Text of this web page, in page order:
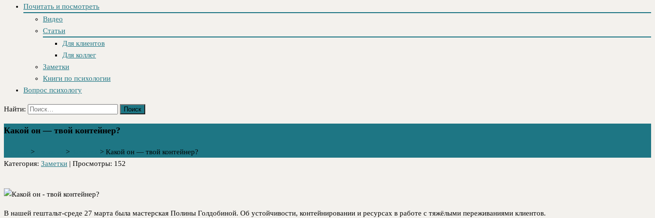
Почитать и посмотреть
Видео
Статьи
Для клиентов
Для коллег
Заметки
Книги по психологии
Вопрос психологу
Найти:
Какой он — твой контейнер?
> > > Какой он — твой контейнер?
Категория: Заметки | Просмотры: 152
В нашей гештальт-среде 27 марта была мастерская Полины Голдобиной. Об устойчивости, контейнировании и ресурсах в работе с тяжёлыми переживаниями клиентов.